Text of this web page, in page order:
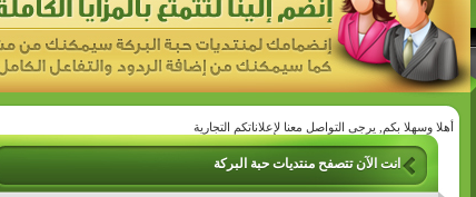
أهلا وسهلا بكم, يرجى التواصل معنا لإعلاناتكم التجارية
انت الآن تتصفح منتديات حبة البركة